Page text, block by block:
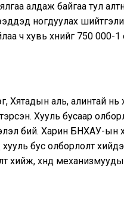
алдаж байгаа тул
ногдуулах
ч хувь хүнийг 750 000-1
Хятадын аль, алинтай нь
Хууль бусаар
бий. Харин БНХАУ-ын
бус олборлолт
хийж, хүнд